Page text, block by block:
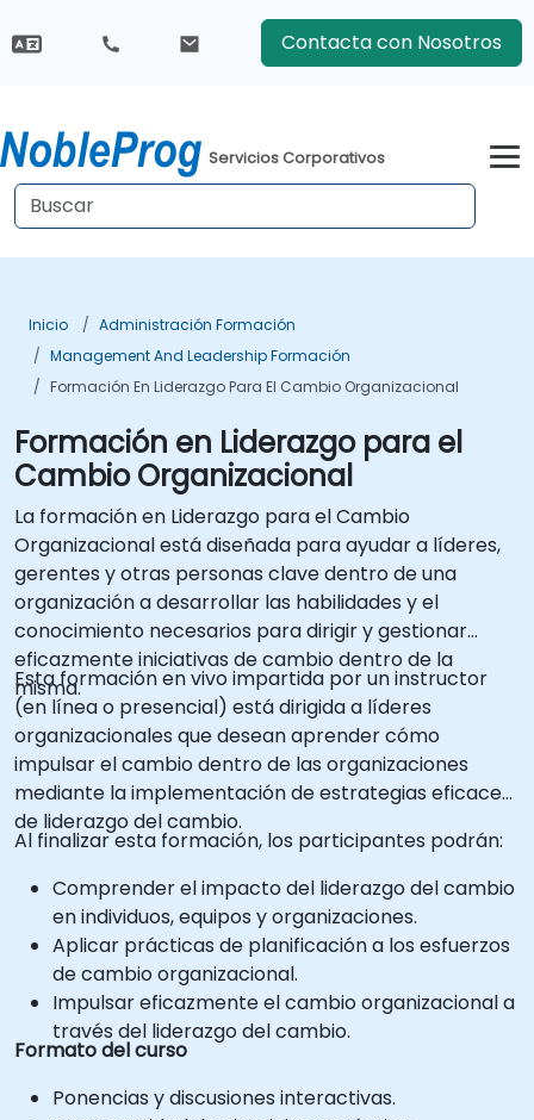
Contacta con Nosotros
Servicios Corporativos
Inicio
Administración Formación
Management And Leadership Formación
Formación En Liderazgo Para El Cambio Organizacional
Formación en Liderazgo para el
Cambio Organizacional
La formación en Liderazgo para el Cambio
Organizacional está diseñada para ayudar a líderes,
gerentes y otras personas clave dentro de una
organización a desarrollar las habilidades y el
conocimiento necesarios para dirigir y gestionar
eficazmente iniciativas de cambio dentro de la
misma.
Esta formación en vivo impartida por un instructor
(en línea o presencial) está dirigida a líderes
organizacionales que desean aprender cómo
impulsar el cambio dentro de las organizaciones
mediante la implementación de estrategias eficaces
de liderazgo del cambio.
Al finalizar esta formación, los participantes podrán:
Comprender el impacto del liderazgo del cambio
en individuos, equipos y organizaciones.
Aplicar prácticas de planificación a los esfuerzos
de cambio organizacional.
Impulsar eficazmente el cambio organizacional a
través del liderazgo del cambio.
Formato del curso
Ponencias y discusiones interactivas.